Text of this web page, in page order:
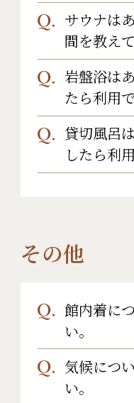
混浴風呂は
男性湯、女
また、貸切
すので、ぜ
サウナは
間を教え
当館にはサ
岩盤浴は
たら利用
当館には岩
貸切風呂
したら利
プライベー
さい。
貸切風呂ご
予約不要で
可能ですが
お願いいた
その他
館内着に
い。
基本の館内
え)」をご
気候につ
い。